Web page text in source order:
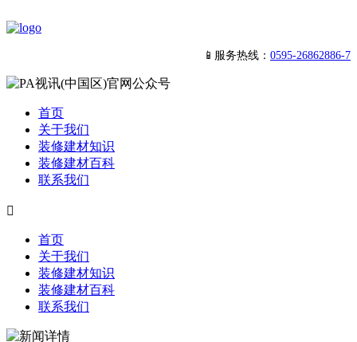
📱服务热线： 0595-26862886-7
首页
关于我们
装修建材知识
装修建材百科
联系我们

首页
关于我们
装修建材知识
装修建材百科
联系我们